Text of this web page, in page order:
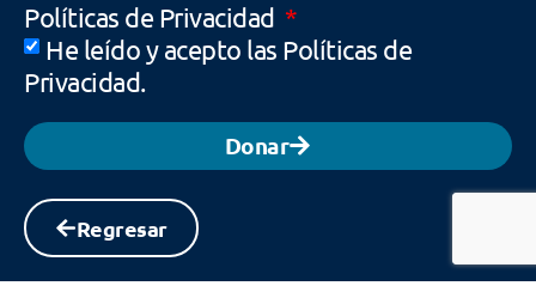
Políticas de Privacidad
He leído y acepto las Políticas de
Privacidad.
Donar
Regresar